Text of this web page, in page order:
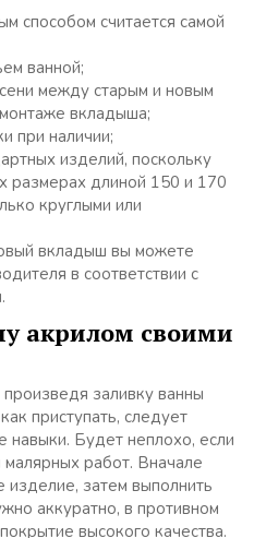
способом считается самой
ванной;
между старым и новым
вкладыша;
при наличии;
изделий, поскольку
размерах длиной 150 и 170
круглыми или
вкладыш вы можете
в соответствии с
акрилом своими
заливку ванны
приступать, следует
навыки. Будет неплохо, если
работ. Вначале
изделие, затем выполнить
аккуратно, в противном
высокого качества.